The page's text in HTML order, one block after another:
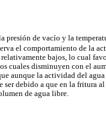
presión de vacío y la
el comportamiento de la
bajos, lo cual
cuales disminuyen con el
aunque la actividad del
ser debido a que en la fritura
de agua libre.